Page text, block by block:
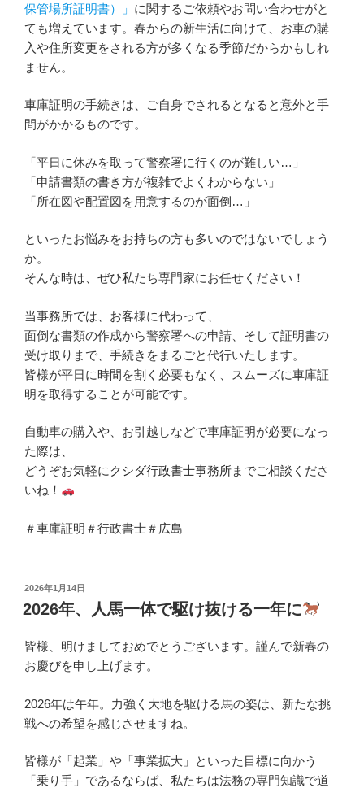
保管場所証明書）」 に関するご依頼やお問い合わせがと
ても増えています。春からの新生活に向けて、お車の購
入や住所変更をされる方が多くなる季節だからかもしれ
ません。
車庫証明の手続きは、ご自身でされるとなると意外と手
間がかかるものです。
「平日に休みを取って警察署に行くのが難しい…」
「申請書類の書き方が複雑でよくわからない」
「所在図や配置図を用意するのが面倒…」
といったお悩みをお持ちの方も多いのではないでしょう
か。
そんな時は、ぜひ私たち専門家にお任せください！
当事務所では、お客様に代わって、
面倒な書類の作成から警察署への申請、そして証明書の
受け取りまで、手続きをまるごと代行いたします。
皆様が平日に時間を割く必要もなく、スムーズに車庫証
明を取得することが可能です。
自動車の購入や、お引越しなどで車庫証明が必要になっ
た際は、
どうぞお気軽に クシダ行政書士事務所までご相談 くださ
いね！
＃車庫証明＃行政書士＃広島
投
稿
日:
2026年1月14日
2026年、人馬一体で駆け抜ける一年に
皆様、明けましておめでとうございます。謹んで新春の
お慶びを申し上げます。
2026年は午年。力強く大地を駆ける馬の姿は、新たな挑
戦への希望を感じさせますね。
皆様が「起業」や「事業拡大」といった目標に向かう
「乗り手」であるならば、私たちは法務の専門知識で道